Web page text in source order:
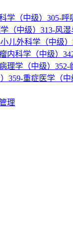
学（中级） 305-呼
（中级） 313-风湿
儿外科学（中级）
内科学（中级）
理学（中级） 352-
359-重症医学（中
理